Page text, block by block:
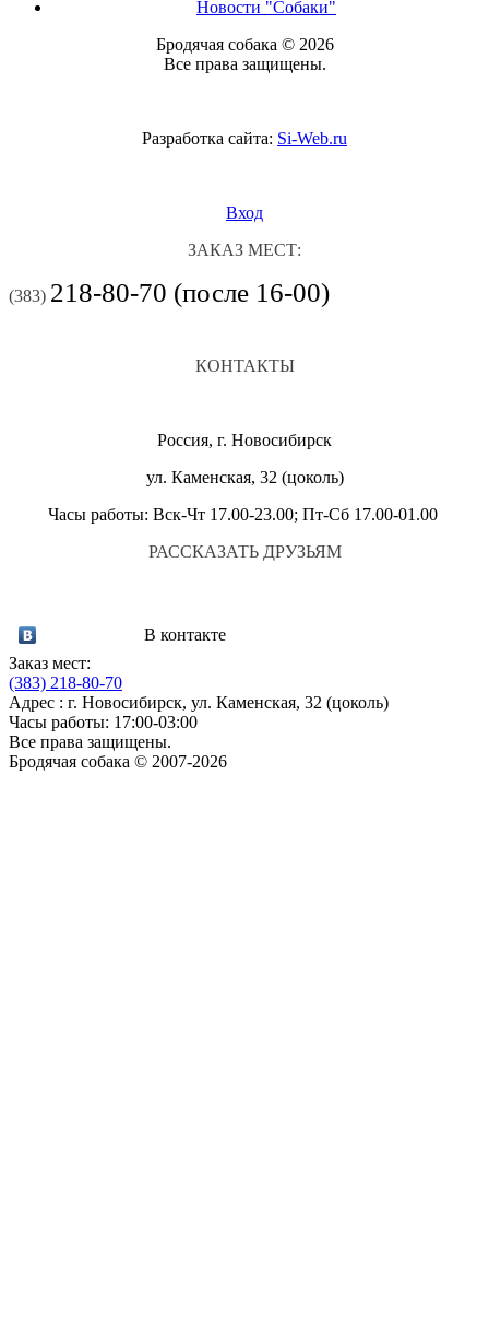
Новости "Собаки"
Бродячая собака © 2026
Все права защищены.
Разработка сайта: Si-Web.ru
Вход
ЗАКАЗ МЕСТ:
(383) 218-80-70 (после 16-00)
КОНТАКТЫ
Россия, г. Новосибирск
ул. Каменская, 32 (цоколь)
Часы работы: Вск-Чт 17.00-23.00; Пт-Сб 17.00-01.00
РАССКАЗАТЬ ДРУЗЬЯМ
В контакте
Заказ мест:
(383) 218-80-70
Адрес : г. Новосибирск, ул. Каменская, 32 (цоколь)
Часы работы: 17:00-03:00
Все права защищены.
Бродячая собака © 2007-2026